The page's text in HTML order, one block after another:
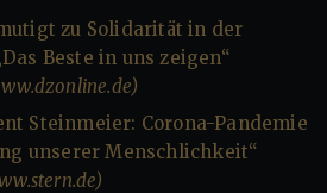
zu Solidarität in der
Beste in uns zeigen“
Steinmeier: Corona-Pandemie
unserer Menschlichkeit“